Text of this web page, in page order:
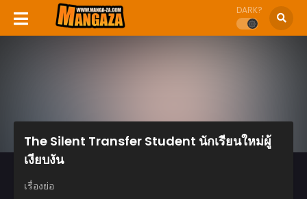
DARK?
The Silent Transfer Student นักเรียนใหม่ผู้
เงียบงัน
เรื่องย่อ